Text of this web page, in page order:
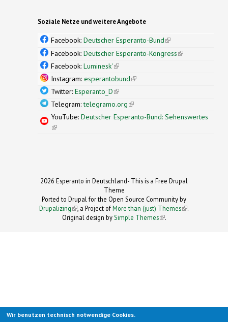
Soziale Netze und weitere Angebote
Facebook: Deutscher Esperanto-Bund(link is
external)
Facebook: Deutscher Esperanto-Kongress(link is
Facebook: Luminesk'(link is external)
Instagram: esperantobund(link is external)
Twitter: Esperanto_D(link is external)
Telegram:telegramo.org(link is external)
YouTube: Deutscher Esperanto-Bund: Sehenswertes
(link is external)
2026 Esperanto in Deutschland- This is a Free Drupal
Theme
Ported to Drupal for the Open Source Community by
Drupalizing(link is external)
, a Project ofMore than (just) Themes (link is
.
Original design by Simple Themes
(link is
.
Wir benutzen technisch notwendige Cookies.